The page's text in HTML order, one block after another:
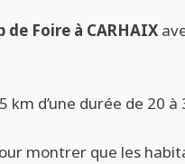
de Foire à CARHAIX
km d’une durée de 20 à
montrer que les